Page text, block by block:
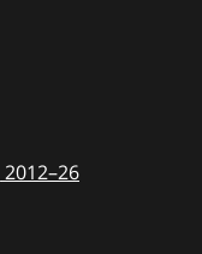
2012–26